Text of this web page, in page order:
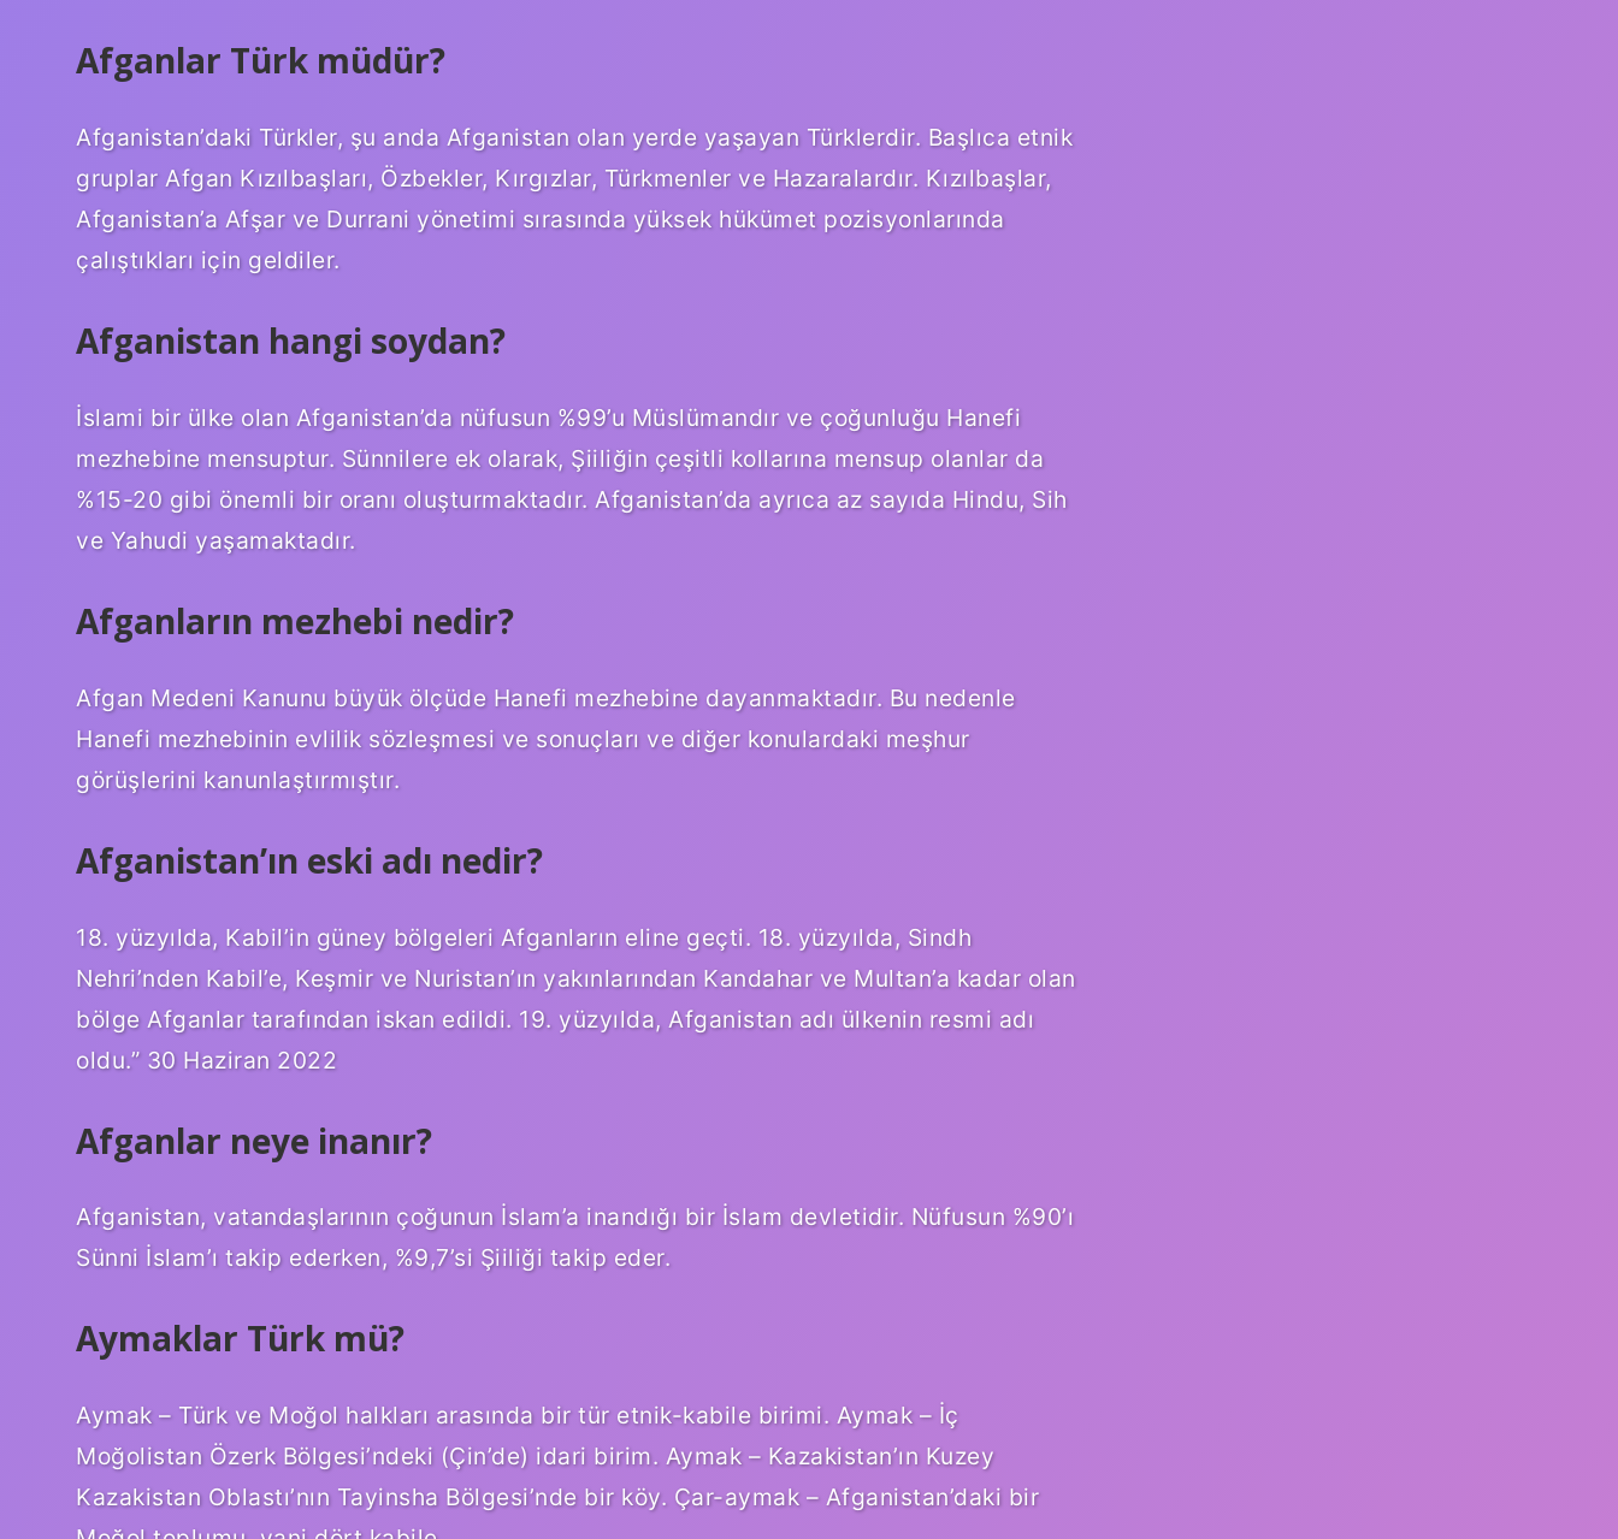
Afganlar Türk müdür?
Afganistan’daki Türkler, şu anda Afganistan olan yerde yaşayan Türklerdir. Başlıca etnik
gruplar Afgan Kızılbaşları, Özbekler, Kırgızlar, Türkmenler ve Hazaralardır. Kızılbaşlar,
Afganistan’a Afşar ve Durrani yönetimi sırasında yüksek hükümet pozisyonlarında
çalıştıkları için geldiler.
Afganistan hangi soydan?
İslami bir ülke olan Afganistan’da nüfusun %99’u Müslümandır ve çoğunluğu Hanefi
mezhebine mensuptur. Sünnilere ek olarak, Şiiliğin çeşitli kollarına mensup olanlar da
%15-20 gibi önemli bir oranı oluşturmaktadır. Afganistan’da ayrıca az sayıda Hindu, Sih
ve Yahudi yaşamaktadır.
Afganların mezhebi nedir?
Afgan Medeni Kanunu büyük ölçüde Hanefi mezhebine dayanmaktadır. Bu nedenle
Hanefi mezhebinin evlilik sözleşmesi ve sonuçları ve diğer konulardaki meşhur
görüşlerini kanunlaştırmıştır.
Afganistan’ın eski adı nedir?
18. yüzyılda, Kabil’in güney bölgeleri Afganların eline geçti. 18. yüzyılda, Sindh
Nehri’nden Kabil’e, Keşmir ve Nuristan’ın yakınlarından Kandahar ve Multan’a kadar olan
bölge Afganlar tarafından iskan edildi. 19. yüzyılda, Afganistan adı ülkenin resmi adı
oldu.” 30 Haziran 2022
Afganlar neye inanır?
Afganistan, vatandaşlarının çoğunun İslam’a inandığı bir İslam devletidir. Nüfusun %90’ı
Sünni İslam’ı takip ederken, %9,7’si Şiiliği takip eder.
Aymaklar Türk mü?
Aymak – Türk ve Moğol halkları arasında bir tür etnik-kabile birimi. Aymak – İç
Moğolistan Özerk Bölgesi’ndeki (Çin’de) idari birim. Aymak – Kazakistan’ın Kuzey
Kazakistan Oblastı’nın Tayinsha Bölgesi’nde bir köy. Çar-aymak – Afganistan’daki bir